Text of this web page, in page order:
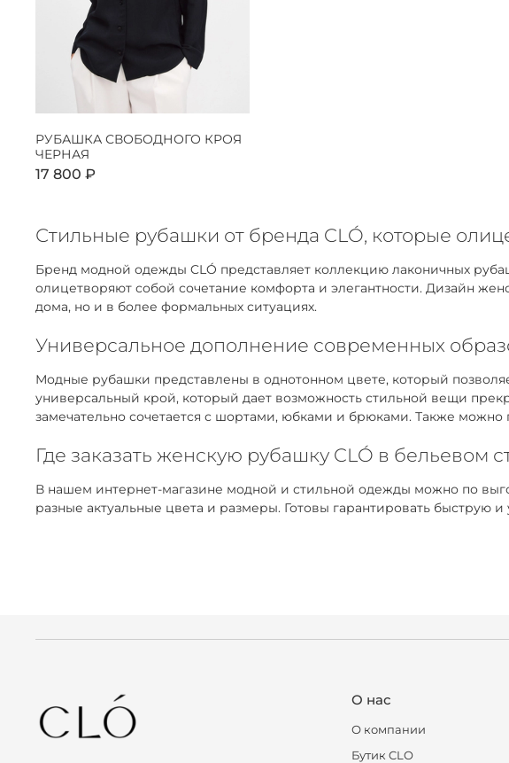
РУБАШКА СВОБОДНОГО КРОЯ
ЧЕРНАЯ
17 800 ₽
Стильные рубашки от бренда CLÓ, которые
Бренд модной одежды CLÓ представляет коллекцию лаконичных
олицетворяют собой сочетание комфорта и элегантности. Дизайн
дома, но и в более формальных ситуациях.
Универсальное дополнение современных
Модные рубашки представлены в однотонном цвете, который
универсальный крой, который дает возможность стильной вещи
замечательно сочетается с шортами, юбками и брюками. Также
Где заказать женскую рубашку CLÓ в бельевом
В нашем интернет-магазине модной и стильной одежды можно по
разные актуальные цвета и размеры. Готовы гарантировать быструю
О нас
О компании
Бутик CLO